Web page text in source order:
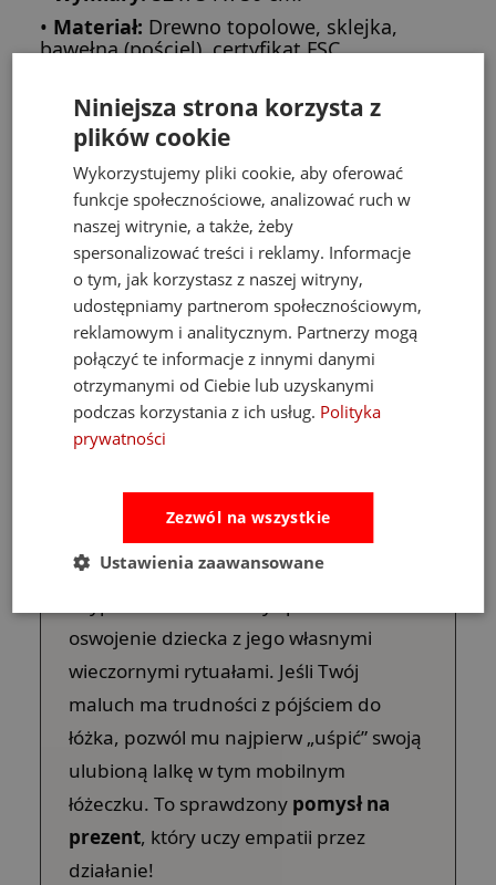
• Materiał: Drewno topolowe, sklejka,
bawełna (pościel), certyfikat FSC.
bezpieczeństwa EN71 oraz CE.
O marce Kid’s Concept
Szwedzka markaKid’s Conceptto ekspert w
tworzeniu zabawek premium, które łączą
minimalistyczny design z realną wartością
rozwojową. Ich mebelki dla lalek są
projektowane tak, by inspirować dzieci do
spokojnej i kreatywnej zabawy,
jednocześnie będąc pięknym elementem
dekoracyjnym, który wprowadza ład i
Wskazówka od nas:Zabawa w
oswojenie dziecka z jego własnymi
wieczornymi rytuałami. Jeśli Twój
maluch ma trudności z pójściem do
łóżka, pozwól mu najpierw „uśpić” swoją
ulubioną lalkę w tym mobilnym
łóżeczku. To sprawdzony pomysł na
prezent, który uczy empatii przez
działanie!
Niniejsza strona korzysta z
plików cookie
Wykorzystujemy pliki cookie, aby oferować
funkcje społecznościowe, analizować ruch w
naszej witrynie, a także, żeby
spersonalizować treści i reklamy. Informacje
o tym, jak korzystasz z naszej witryny,
udostępniamy partnerom społecznościowym,
reklamowym i analitycznym. Partnerzy mogą
połączyć te informacje z innymi danymi
otrzymanymi od Ciebie lub uzyskanymi
podczas korzystania z ich usług. Polityka
prywatności
Zezwól na wszystkie
Ustawienia zaawansowane